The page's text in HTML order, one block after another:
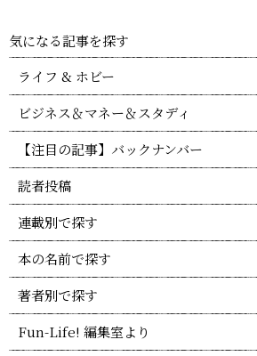
気になる記事を探す
ライフ & ホビー
ビジネス＆マネー＆スタディ
【注目の記事】バックナンバー
読者投稿
連載別で探す
本の名前で探す
著者別で探す
Fun-Life! 編集室より